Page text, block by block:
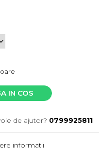
IN COS
de ajutor? 0799925811
informatii